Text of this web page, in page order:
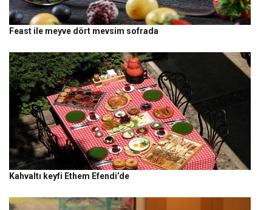
Feast ile meyve dört mevsim sofrada
Kahvaltı keyfi Ethem Efendi’de